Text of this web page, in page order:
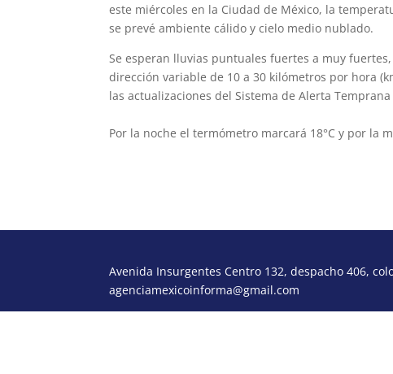
este miércoles en la Ciudad de México, la
se prevé ambiente cálido y cielo medio nublado.
Se esperan lluvias puntuales fuertes a muy
dirección variable de 10 a 30 kilómetros por hora
las actualizaciones del Sistema de Alerta
Por la noche el termómetro marcará 18°C y por la
Avenida Insurgentes Centro 132, despacho 406,
agenciamexicoinforma@gmail.com